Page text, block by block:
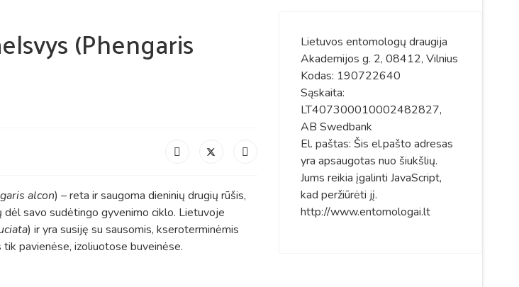
(Phengaris
alcon) – reta ir saugoma dieninių drugių rūšis,
dėl savo sudėtingo gyvenimo ciklo. Lietuvoje
) ir yra susiję su sausomis, kseroterminėmis
pavienėse, izoliuotose buveinėse.
Lietuvos entomologų draugija
Akademijos g. 2, 08412, Vilnius
Kodas: 190722640
Sąskaita:
LT407300010002482827,
AB Swedbank
El. paštas: Šis el.pašto adresas
yra apsaugotas nuo šiukšlių.
Jums reikia įgalinti JavaScript,
kad peržiūrėti jį.
http://www.entomologai.lt